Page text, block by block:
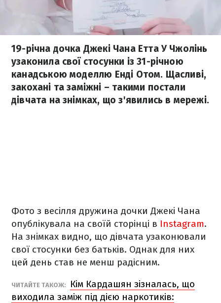
19-річна дочка Джекі Чана Етта У Чжолінь
узаконила свої стосунки із 31-річною
канадською моделлю Енді Отом. Щасливі,
закохані та заміжні – такими постали
дівчата на знімках, що з'явились в мережі.
Фото з весілля дружина дочки Джекі Чана
опублікувала на своїй сторінці в Instagram.
На знімках видно, що дівчата узаконювали
свої стосунки без батьків. Однак для них
цей день став не менш радісним.
ЧИТАЙТЕ ТАКОЖ:
Кім Кардашян зізналась, що
виходила заміж під дією наркотиків: